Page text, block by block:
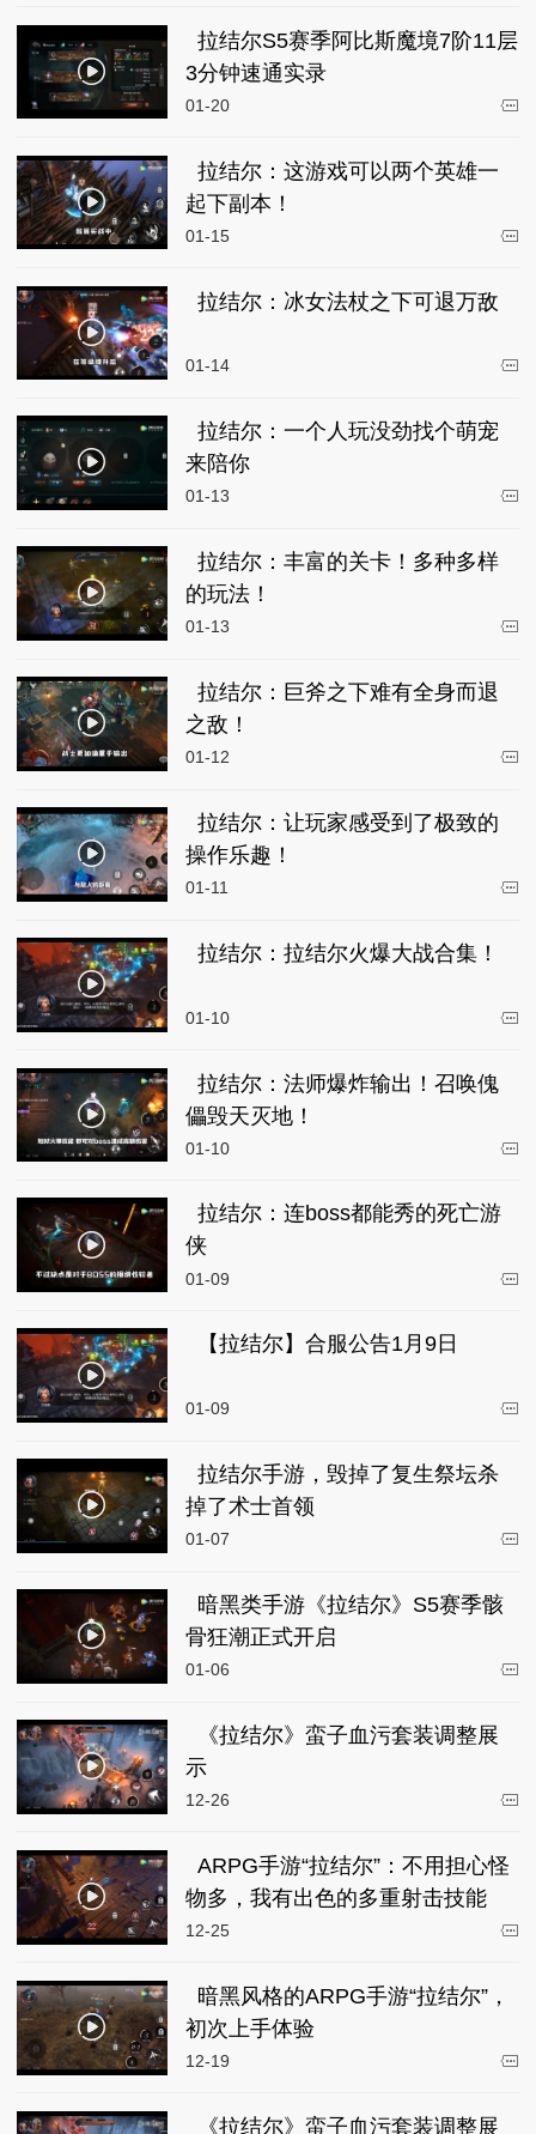
拉结尔S5赛季阿比斯魔境7阶11层
3分钟速通实录
01-20
拉结尔：这游戏可以两个英雄一
起下副本！
01-15
拉结尔：冰女法杖之下可退万敌
01-14
拉结尔：一个人玩没劲找个萌宠
来陪你
01-13
拉结尔：丰富的关卡！多种多样
的玩法！
01-13
拉结尔：巨斧之下难有全身而退
之敌！
01-12
拉结尔：让玩家感受到了极致的
操作乐趣！
01-11
拉结尔：拉结尔火爆大战合集！
01-10
拉结尔：法师爆炸输出！召唤傀
儡毁天灭地！
01-10
拉结尔：连boss都能秀的死亡游
侠
01-09
【拉结尔】合服公告1月9日
01-09
拉结尔手游，毁掉了复生祭坛杀
掉了术士首领
01-07
暗黑类手游《拉结尔》S5赛季骸
骨狂潮正式开启
01-06
《拉结尔》蛮子血污套装调整展
示
12-26
ARPG手游“拉结尔”：不用担心怪
物多，我有出色的多重射击技能
12-25
暗黑风格的ARPG手游“拉结尔”，
初次上手体验
12-19
《拉结尔》蛮子血污套装调整展